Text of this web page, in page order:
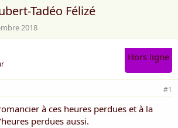
Tadéo Félizé
2018
Hors ligne
#1
à ces heures perdues et à la
perdues aussi.